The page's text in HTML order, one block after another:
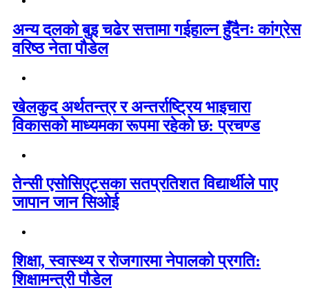
अन्य दलको बुइ चढेर सत्तामा गईहाल्न हुँदैनः कांग्रेस
वरिष्ठ नेता पौडेल
खेलकुद अर्थतन्त्र र अन्तर्राष्ट्रिय भाइचारा
विकासको माध्यमका रूपमा रहेको छ: प्रचण्ड
तेन्सी एसोसिएट्सका सतप्रतिशत विद्यार्थीले पाए
जापान जान सिओई
शिक्षा, स्वास्थ्य र रोजगारमा नेपालको प्रगति:
शिक्षामन्त्री पौडेल